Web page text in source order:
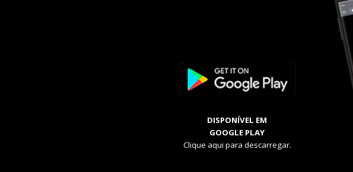
DISPONÍVEL EM
GOOGLE PLAY
Clique aqui para descarregar.